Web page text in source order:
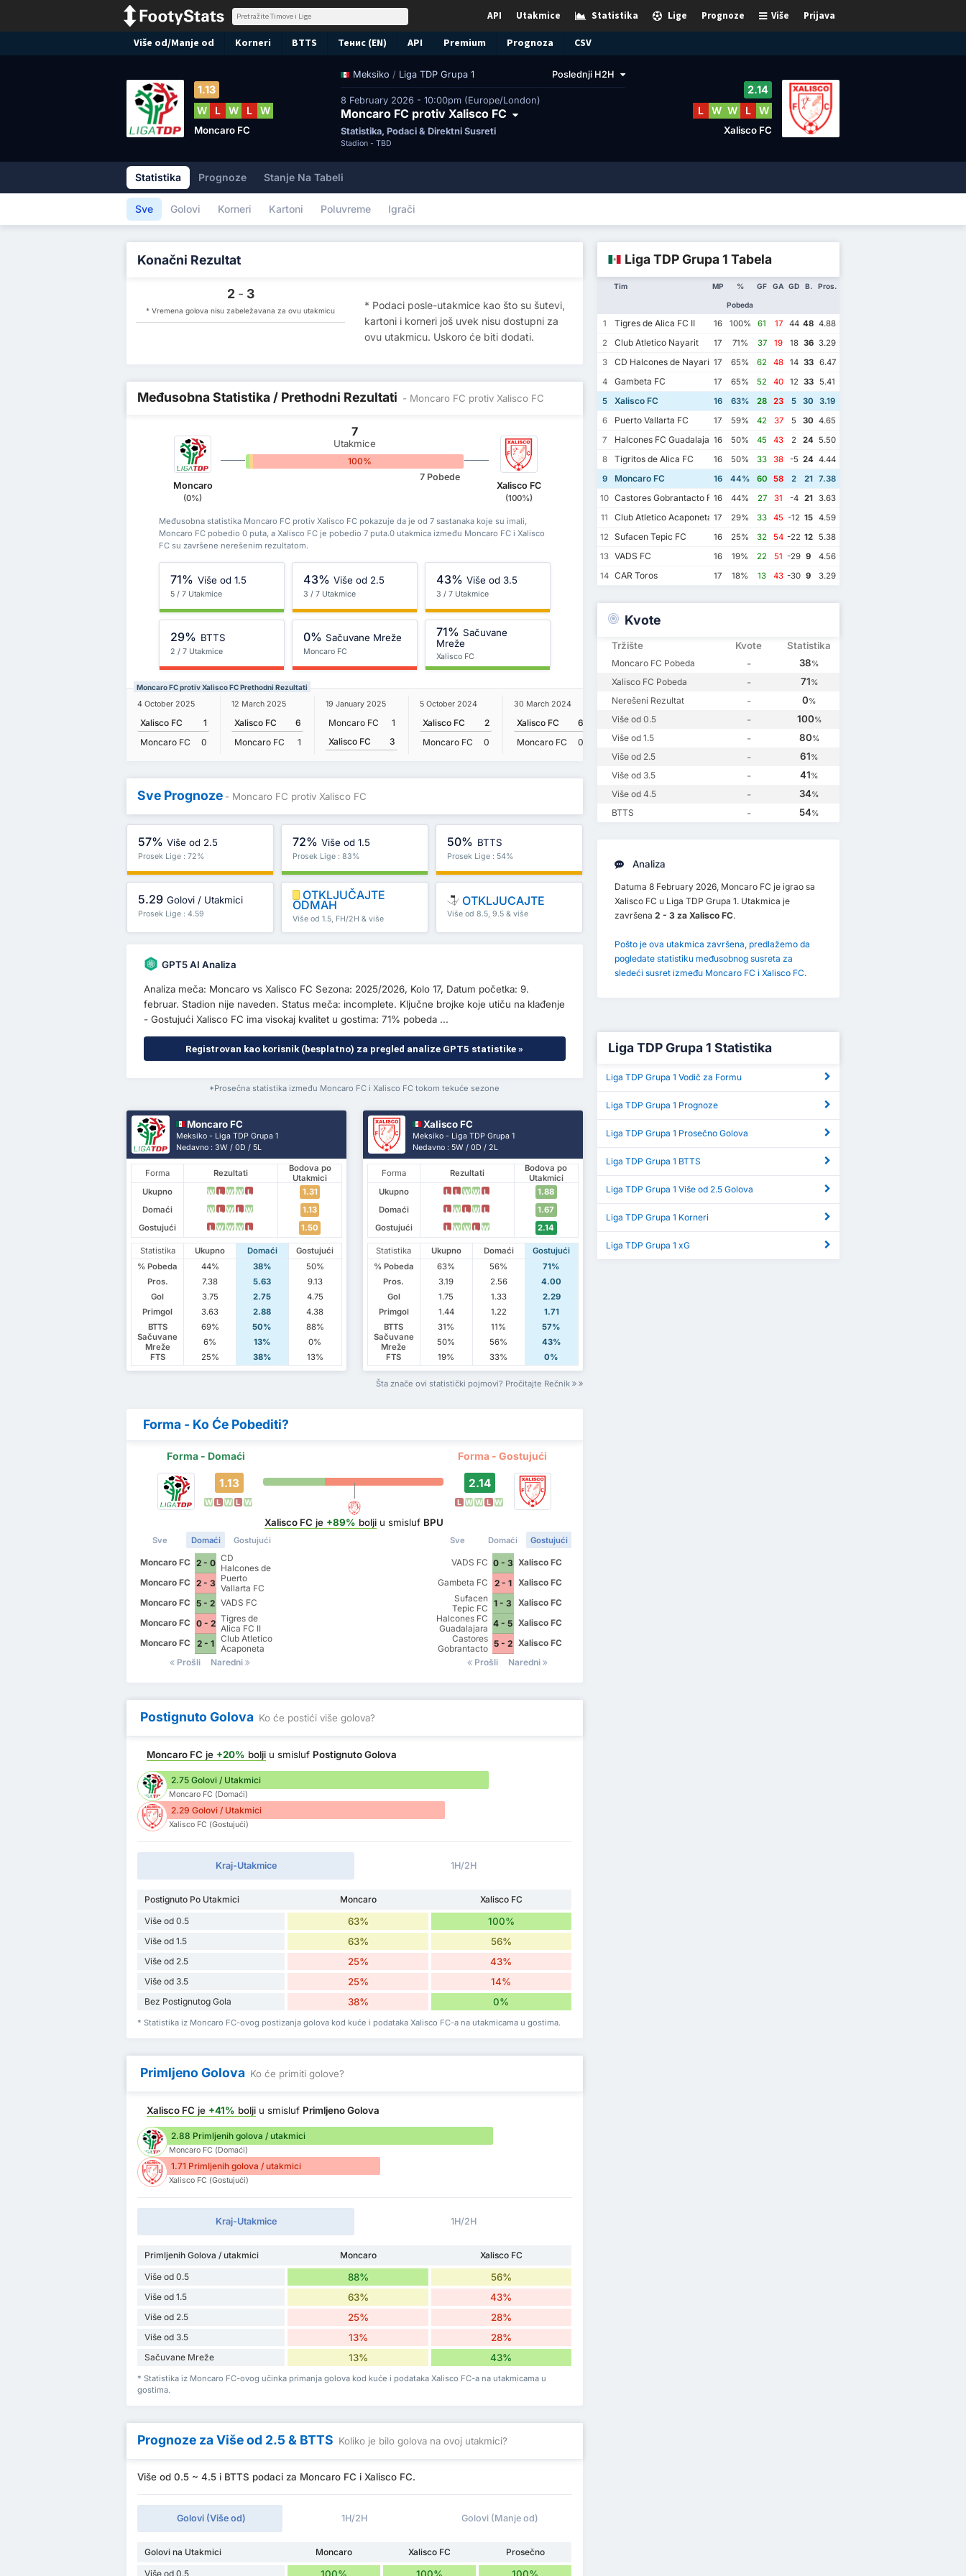
Prijava
Više
Prognoze
Lige
Statistika
Utakmice
API
Više od/Manje od Korneri BTTS Тенис (EN) API Premium Prognoza CSV
Meksiko / Liga TDP Grupa 1 Poslednji H2H
8 February 2026 - 10:00pm (Europe/London)
Moncaro FC protiv Xalisco FC
Statistika, Podaci & Direktni Susreti
Stadion - TBD
1.13
W
L W L W
Moncaro FC
2.14
L
W W L W
Xalisco FC
Statistika Prognoze Stanje Na Tabeli
Sve Golovi Korneri Kartoni Poluvreme Igrači
Konačni Rezultat
2 - 3
* Vremena golova nisu zabeležavana za ovu utakmicu
* Podaci posle-utakmice kao što su šutevi,
kartoni i korneri još uvek nisu dostupni za
ovu utakmicu. Uskoro će biti dodati.
Međusobna Statistika / Prethodni Rezultati - Moncaro FC protiv Xalisco FC
Moncaro
(0%)
7
Utakmice
100%
7 Pobede
Xalisco FC
(100%)
Međusobna statistika Moncaro FC protiv Xalisco FC pokazuje da je od 7 sastanaka koje su imali,
Moncaro FC pobedio 0 puta, a Xalisco FC je pobedio 7 puta.0 utakmica između Moncaro FC i Xalisco
FC su završene nerešenim rezultatom.
71% Više od 1.5
5 / 7 Utakmice
43% Više od 2.5
3 / 7 Utakmice
43% Više od 3.5
3 / 7 Utakmice
29% BTTS
2 / 7 Utakmice
0% Sačuvane Mreže
Moncaro FC
71% Sačuvane
Mreže
Xalisco FC
Moncaro FC protiv Xalisco FC Prethodni Rezultati
4 October 2025
Xalisco FC
1
Moncaro FC
0
12 March 2025
Xalisco FC
6
Moncaro FC
1
19 January 2025
Moncaro FC
1
Xalisco FC
3
5 October 2024
Xalisco FC
2
Moncaro FC
0
30 March 2024
Xalisco FC
6
Moncaro FC
0
27 January 2024
Xalisco FC
Moncaro FC
15 October 2023
Moncaro FC
Sve Prognoze - Moncaro FC protiv Xalisco FC
57% Više od 2.5
Prosek Lige : 72%
72% Više od 1.5
Prosek Lige : 83%
50% BTTS
Prosek Lige : 54%
5.29 Golovi / Utakmici
Prosek Lige : 4.59
OTKLJUČAJTE
ODMAH
Više od 1.5, FH/2H & više
OTKLJUCAJTE
Više od 8.5, 9.5 & više
GPT5 AI Analiza
Analiza meča: Moncaro vs Xalisco FC Sezona: 2025/2026, Kolo 17, Datum početka: 9.
februar. Stadion nije naveden. Status meča: incomplete. Ključne brojke koje utiču na klađenje
- Gostujući Xalisco FC ima visokaj kvalitet u gostima: 71% pobeda ...
Registrovan kao korisnik (besplatno) za pregled analize GPT5 statistike »
*Prosečna statistika između Moncaro FC i Xalisco FC tokom tekuće sezone
Moncaro FC
Meksiko - Liga TDP Grupa 1
Nedavno : 3W / 0D / 5L
Forma Rezultati
Bodova po
Utakmici
Ukupno
W L W W L
1.31
Domaći
W L W L W
1.13
Gostujući
L W W W L 1.50
Statistika Ukupno Domaći
Gostujući
% Pobeda
44% 38%
50%
Pros.
7.38 5.63
9.13
Gol
3.75 2.75
4.75
Primgol
3.63 2.88
4.38
BTTS
69% 50%
88%
Sačuvane
Mreže
6% 13%
0%
FTS
25% 38% 13%
Xalisco FC
Meksiko - Liga TDP Grupa 1
Nedavno : 5W / 0D / 2L
Forma Rezultati
Bodova po
Utakmici
Ukupno
L L W W L
1.88
Domaći
L W L W L
1.67
Gostujući
L W W L W 2.14
Statistika Ukupno Domaći
Gostujući
% Pobeda
63% 56%
71%
Pros.
3.19 2.56
4.00
Gol
1.75 1.33
2.29
Primgol
1.44 1.22
1.71
BTTS
31% 11%
57%
Sačuvane
Mreže
50% 56%
43%
FTS
19% 33% 0%
Šta znače ovi statistički pojmovi? Pročitajte Rečnik
Forma - Ko Će Pobediti?
Forma - Domaći Forma - Gostujući
1.13
W L W L W
Sve Domaći Gostujući
Moncaro FC 2 - 0 CD
Halcones de
Nayarit
Moncaro FC 2 - 3 Puerto
Vallarta FC
Moncaro FC 5 - 2 VADS FC
Moncaro FC 0 - 2 Tigres de
Alica FC II
Moncaro FC
2 - 1
Club Atletico
Acaponeta
Prošli
Naredni
Xalisco FC je +89% bolji u smisluf BPU
2.14
L W W L W
Sve Domaći Gostujući
VADS FC 0 - 3 Xalisco FC
Gambeta FC
2 - 1
Xalisco FC
Sufacen
Tepic FC
1 - 3
Xalisco FC
Halcones FC
Guadalajara 4 - 5 Xalisco FC
Castores
Gobrantacto
FC
5 - 2 Xalisco FC
Prošli
Naredni
Postignuto Golova Ko će postići više golova?
Moncaro FC je +20% bolji u smisluf Postignuto Golova
2.75 Golovi / Utakmici
Moncaro FC (Domaći)
2.29 Golovi / Utakmici
Xalisco FC (Gostujući)
Kraj-Utakmice 1H/2H
Postignuto Po Utakmici Moncaro
Xalisco FC
Više od 0.5
63% 100%
Više od 1.5 63% 56%
Više od 2.5 25% 43%
Više od 3.5 25% 14%
Bez Postignutog Gola 38% 0%
* Statistika iz Moncaro FC-ovog postizanja golova kod kuće i podataka Xalisco FC-a na utakmicama u gostima.
Primljeno Golova Ko će primiti golove?
Xalisco FC je +41% bolji u smisluf Primljeno Golova
2.88 Primljenih golova / utakmici
Moncaro FC (Domaći)
1.71 Primljenih golova / utakmici
Xalisco FC (Gostujući)
Kraj-Utakmice 1H/2H
Primljenih Golova / utakmici Moncaro
Xalisco FC
Više od 0.5
88% 56%
Više od 1.5 63% 43%
Više od 2.5 25% 28%
Više od 3.5 13% 28%
Sačuvane Mreže 13% 43%
* Statistika iz Moncaro FC-ovog učinka primanja golova kod kuće i podataka Xalisco FC-a na utakmicama u
gostima.
Prognoze za Više od 2.5 & BTTS Koliko je bilo golova na ovoj utakmici?
Više od 0.5 ~ 4.5 i BTTS podaci za Moncaro FC i Xalisco FC.
Golovi (Više od) 1H/2H Golovi (Manje od)
Golovi na Utakmici Moncaro Xalisco FC
Prosečno
Više od 0.5
Liga TDP Grupa 1 Tabela
Tim MP %
Pobeda
GF GA GD B. Pros.
1 Tigres de Alica FC II 16 100% 61 17 44 48 4.88
2
Club Atletico Nayarit 17 71% 37 19 18 36 3.29
3
CD Halcones de Nayarit 17 65% 62 48 14 33 6.47
4
Gambeta FC 17 65% 52 40 12 33
5.41
5
Xalisco FC 16 63% 28 23 5 30 3.19
6
Puerto Vallarta FC 17 59% 42 37 5 30 4.65
7
Halcones FC Guadalajara16 50% 45 43 2 24 5.50
8
Tigritos de Alica FC 16 50% 33 38 -5 24 4.44
9
Moncaro FC 16 44% 60 58 2 21
7.38
10 Castores Gobrantacto FC16 44% 27 31 -4 21
3.63
11
Club Atletico Acaponeta 17 29% 33 45 -12 15
4.59
12
Sufacen Tepic FC 16 25% 32 54 -22 12
5.38
13 VADS FC 16 19% 22 51 -29 9
4.56
14 CAR Toros 17 18% 13 43 -30 9 3.29
Kvote
Tržište Kvote Statistika
Moncaro FC Pobeda - 38%
Xalisco FC Pobeda - 71%
Nerešeni Rezultat - 0%
Više od 0.5 - 100%
Više od 1.5 - 80%
Više od 2.5 - 61%
Više od 3.5 - 41%
Više od 4.5 - 34%
BTTS - 54%
Analiza
Datuma 8 February 2026, Moncaro FC je igrao sa
Xalisco FC u Liga TDP Grupa 1. Utakmica je
završena 2 - 3 za Xalisco FC.
Pošto je ova utakmica završena, predlažemo da
pogledate statistiku međusobnog susreta za
sledeći susret između Moncaro FC i Xalisco FC.
Liga TDP Grupa 1 Statistika
Liga TDP Grupa 1 Vodič za Formu
Liga TDP Grupa 1 Prognoze
Liga TDP Grupa 1 Prosečno Golova
Liga TDP Grupa 1 BTTS
Liga TDP Grupa 1 Više od 2.5 Golova
Liga TDP Grupa 1 Korneri
Liga TDP Grupa 1 xG